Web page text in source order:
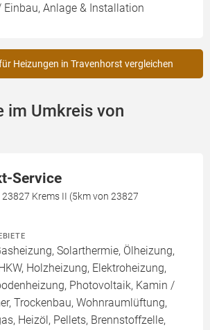
Anlage & Installation
Heizungen in Travenhorst vergleichen
im Umkreis von
Service
23827 Krems II (5km von 23827
Solarthermie, Ölheizung,
Holzheizung, Elektroheizung,
Photovoltaik, Kamin /
Trockenbau, Wohnraumlüftung,
Heizöl, Pellets, Brennstoffzelle,